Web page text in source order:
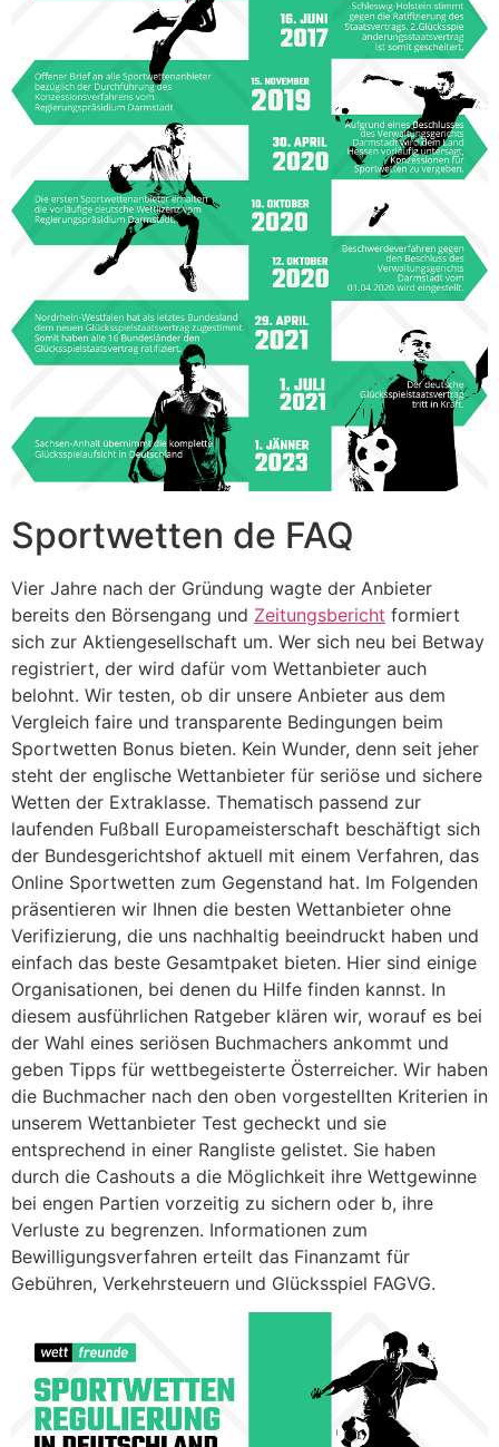
Sportwetten de FAQ
Vier Jahre nach der Gründung wagte der Anbieter
bereits den Börsengang und Zeitungsbericht formiert
sich zur Aktiengesellschaft um. Wer sich neu bei Betway
registriert, der wird dafür vom Wettanbieter auch
belohnt. Wir testen, ob dir unsere Anbieter aus dem
Vergleich faire und transparente Bedingungen beim
Sportwetten Bonus bieten. Kein Wunder, denn seit jeher
steht der englische Wettanbieter für seriöse und sichere
Wetten der Extraklasse. Thematisch passend zur
laufenden Fußball Europameisterschaft beschäftigt sich
der Bundesgerichtshof aktuell mit einem Verfahren, das
Online Sportwetten zum Gegenstand hat. Im Folgenden
präsentieren wir Ihnen die besten Wettanbieter ohne
Verifizierung, die uns nachhaltig beeindruckt haben und
einfach das beste Gesamtpaket bieten. Hier sind einige
Organisationen, bei denen du Hilfe finden kannst. In
diesem ausführlichen Ratgeber klären wir, worauf es bei
der Wahl eines seriösen Buchmachers ankommt und
geben Tipps für wettbegeisterte Österreicher. Wir haben
die Buchmacher nach den oben vorgestellten Kriterien in
unserem Wettanbieter Test gecheckt und sie
entsprechend in einer Rangliste gelistet. Sie haben
durch die Cashouts a die Möglichkeit ihre Wettgewinne
bei engen Partien vorzeitig zu sichern oder b, ihre
Verluste zu begrenzen. Informationen zum
Bewilligungsverfahren erteilt das Finanzamt für
Gebühren, Verkehrsteuern und Glücksspiel FAGVG.